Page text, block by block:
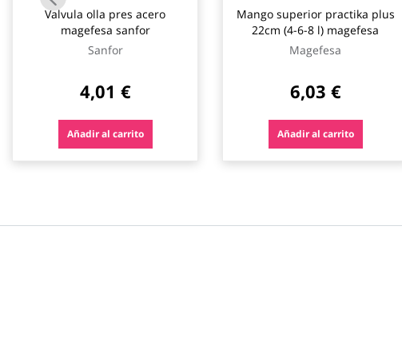
Valvula olla pres acero
magefesa sanfor
Sanfor
4,01 €
Añadir al carrito
Mango superior practika plus
22cm (4-6-8 l) magefesa
Magefesa
6,03 €
Añadir al carrito